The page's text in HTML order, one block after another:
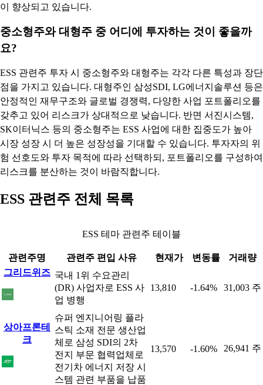
이 향상되고 있습니다.
중소형주와 대형주 중 어디에 투자하는 것이 좋을까
요?
ESS 관련주 투자 시 중소형주와 대형주는 각각 다른 특성과 장단
점을 가지고 있습니다. 대형주인 삼성SDI, LG에너지솔루션 등은
안정적인 재무구조와 글로벌 경쟁력, 다양한 사업 포트폴리오를
갖추고 있어 리스크가 상대적으로 낮습니다. 반면 서진시스템,
SK이터닉스 등의 중소형주는 ESS 사업에 대한 집중도가 높아
시장 성장 시 더 높은 성장성을 기대할 수 있습니다. 투자자의 위
험 선호도와 투자 목적에 따라 선택하되, 포트폴리오를 구성하여
리스크를 분산하는 것이 바람직합니다.
ESS 관련주 전체 목록
ESS 테마 관련주 테이블
관련주명 관련주 편입 사유 현재가 변동률
거래량
그리드위즈 국내 1위 수요관리
(DR) 사업자로 ESS 사
업 병행
13,810 -1.64% 31,003 주
상아프론테
크
슈퍼 엔지니어링 플라
스틱 소재 전문 생산업
체로 삼성 SDI의 2차
전지 부문 협력업체로
전기차 에너지 저장 시
스템 관련 부품을 납품
13,570 -1.60% 26,941 주